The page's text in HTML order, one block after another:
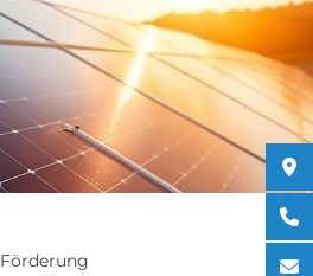
Förderung